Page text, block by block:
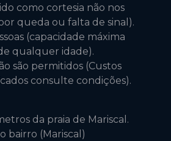
como cortesia não nos
queda ou falta de sinal).
(capacidade máxima
qualquer idade).
são permitidos (Custos
consulte condições).
da praia de Mariscal.
bairro (Mariscal)